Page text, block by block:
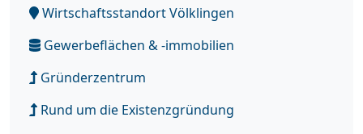
Wirtschaftsstandort Völklingen
Gewerbeflächen & -immobilien
Gründerzentrum
Rund um die Existenzgründung